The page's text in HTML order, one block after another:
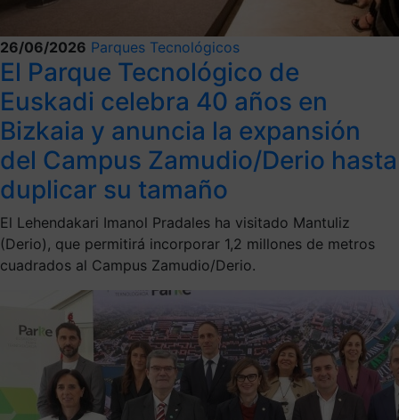
26/06/2026 Parques Tecnológicos
El Parque Tecnológico de
Euskadi celebra 40 años en
Bizkaia y anuncia la expansión
del Campus Zamudio/Derio hasta
duplicar su tamaño
El Lehendakari Imanol Pradales ha visitado Mantuliz
(Derio), que permitirá incorporar 1,2 millones de metros
cuadrados al Campus Zamudio/Derio.